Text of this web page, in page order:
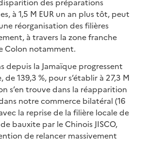
à 1,5 M EUR un an plus tôt, peut
réorganisation des filières
à travers la zone franche
Colon notamment.
depuis la Jamaïque progressent
139,3 %, pour s’établir à 27,3 M
s’en trouve dans la réapparition
notre commerce bilatéral (16
la reprise de la filière locale de
bauxite par le Chinois JISCO,
de relancer massivement